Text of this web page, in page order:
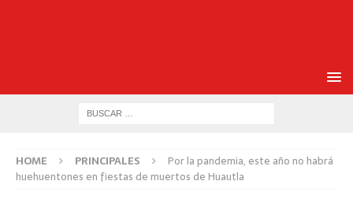
HOME PRINCIPALES
Por la pandemia, este año no habrá
huehuentones en fiestas de muertos de Huautla